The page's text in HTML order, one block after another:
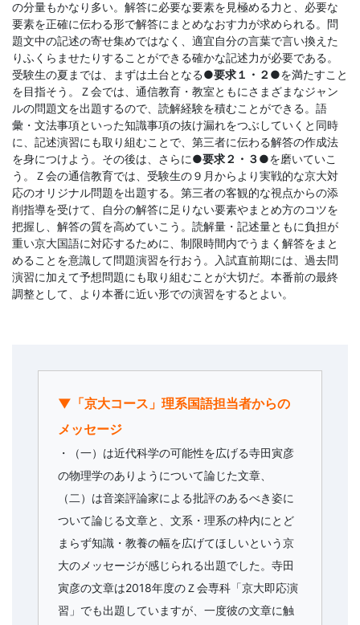
の分量もかなり多い。解答に必要な要素を見極める力と、必要な
要素を正確に伝わる形で解答にまとめなおす力が求められる。問
題文中の記述の寄せ集めではなく、適宜自分の言葉で言い換えた
りふくらませたりすることができる確かな記述力が必要である。
受験生の夏までは、まずは土台となる●要求１・２●を満たすこと
を目指そう。Ｚ会では、通信教育・教室ともにさまざまなジャン
ルの問題文を出題するので、読解経験を積むことができる。語
彙・文法事項といった知識事項の抜け漏れをつぶしていくと同時
に、記述演習にも取り組むことで、第三者に伝わる解答の作成法
を身につけよう。その後は、さらに●要求２・３●を磨いていこ
う。Ｚ会の通信教育では、受験生の９月からより実戦的な京大対
応のオリジナル問題を出題する。第三者の客観的な視点からの添
削指導を受けて、自分の解答に足りない要素やまとめ方のコツを
把握し、解答の質を高めていこう。読解量・記述量ともに負担が
重い京大国語に対応するために、制限時間内でうまく解答をまと
めることを意識して問題演習を行おう。入試直前期には、過去問
演習に加えて予想問題にも取り組むことが大切だ。本番前の最終
調整として、より本番に近い形での演習をするとよい。
▼「京大コース」理系国語担当者からの
メッセージ
・（一）は近代科学の可能性を広げる寺田寅彦
の物理学のありようについて論じた文章、
（二）は音楽評論家による批評のあるべき姿に
ついて論じる文章と、文系・理系の枠内にとど
まらず知識・教養の幅を広げてほしいという京
大のメッセージが感じられる出題でした。寺田
寅彦の文章は2018年度のＺ会専科「京大即応演
習」でも出題していますが、一度彼の文章に触